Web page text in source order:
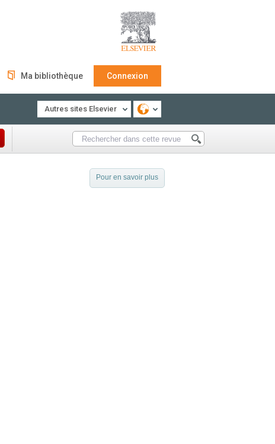
Ma bibliothèque Connexion
Autres sites Elsevier
Pour en savoir plus